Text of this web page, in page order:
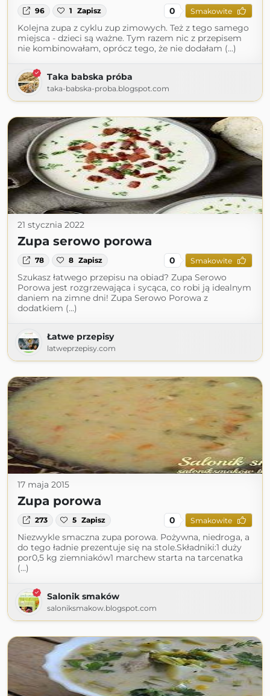
96 1 Zapisz 0 Smakowite
Kolejna zupa z cyklu zup zimowych. Też z tego samego
miejsca - dzieci są ważne. Tym razem nic z przepisem
nie kombinowałam, oprócz tego, że nie dodałam (...)
Taka babska próba
taka-babska-proba.blogspot.com
21 stycznia 2022
Zupa serowo porowa
78 8 Zapisz 0 Smakowite
Szukasz łatwego przepisu na obiad? Zupa Serowo
Porowa jest rozgrzewająca i sycąca, co robi ją idealnym
daniem na zimne dni! Zupa Serowo Porowa z
dodatkiem (...)
Łatwe przepisy
latweprzepisy.com
17 maja 2015
Zupa porowa
273 5 Zapisz 0 Smakowite
Niezwykle smaczna zupa porowa. Pożywna, niedroga, a
do tego ładnie prezentuje się na stole.Składniki:1 duży
por0,5 kg ziemniaków1 marchew starta na tarcenatka
(...)
Salonik smaków
saloniksmakow.blogspot.com